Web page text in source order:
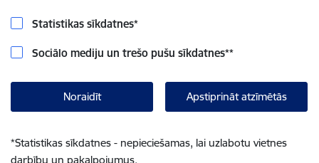
Statistikas sīkdatnes*
Sociālo mediju un trešo pušu sīkdatnes**
Noraidīt Apstiprināt atzīmētās
*Statistikas sīkdatnes - nepieciešamas, lai uzlabotu vietnes
darbību un pakalpojumus.